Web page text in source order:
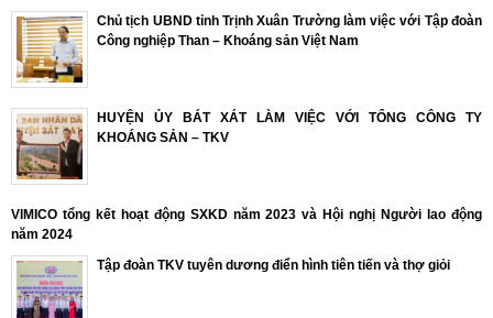
Chủ tịch UBND tỉnh Trịnh Xuân Trường làm việc với Tập đoàn
Công nghiệp Than – Khoáng sản Việt Nam
HUYỆN ỦY BÁT XÁT LÀM VIỆC VỚI TỔNG CÔNG TY
KHOÁNG SẢN – TKV
VIMICO tổng kết hoạt động SXKD năm 2023 và Hội nghị Người lao động
năm 2024
Tập đoàn TKV tuyên dương điển hình tiên tiến và thợ giỏi